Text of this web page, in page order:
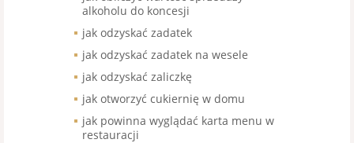
alkoholu do koncesji
jak odzyskać zadatek
jak odzyskać zadatek na wesele
jak odzyskać zaliczkę
jak otworzyć cukiernię w domu
jak powinna wyglądać karta menu w
restauracji